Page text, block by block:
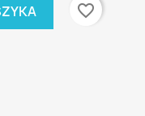
favorite_border